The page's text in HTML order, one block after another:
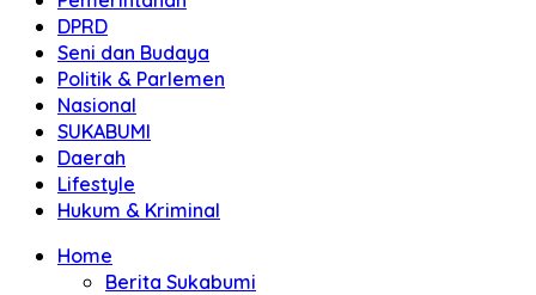
DPRD
Seni dan Budaya
Politik & Parlemen
Nasional
SUKABUMI
Daerah
Lifestyle
Hukum & Kriminal
Home
Berita Sukabumi